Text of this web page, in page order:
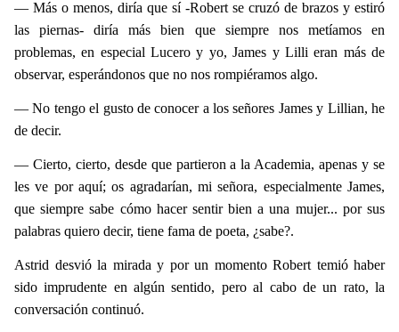
— Más o menos, diría que sí -Robert se cruzó de brazos y estiró
las piernas- diría más bien que siempre nos metíamos en
problemas, en especial Lucero y yo, James y Lilli eran más de
observar, esperándonos que no nos rompiéramos algo.
— No tengo el gusto de conocer a los señores James y Lillian, he
de decir.
— Cierto, cierto, desde que partieron a la Academia, apenas y se
les ve por aquí; os agradarían, mi señora, especialmente James,
que siempre sabe cómo hacer sentir bien a una mujer... por sus
palabras quiero decir, tiene fama de poeta, ¿sabe?.
Astrid desvió la mirada y por un momento Robert temió haber
sido imprudente en algún sentido, pero al cabo de un rato, la
conversación continuó.